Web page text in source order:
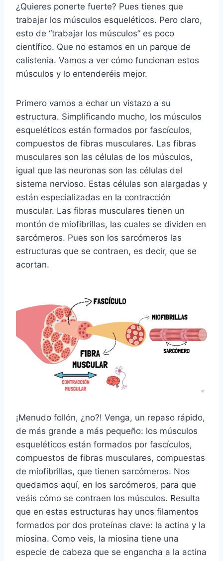
¿Quieres ponerte fuerte? Pues tienes que
trabajar los músculos esqueléticos. Pero claro,
esto de “trabajar los músculos” es poco
científico. Que no estamos en un parque de
calistenia. Vamos a ver cómo funcionan estos
músculos y lo entenderéis mejor.
Primero vamos a echar un vistazo a su
estructura. Simplificando mucho, los músculos
esqueléticos están formados por fascículos,
compuestos de fibras musculares. Las fibras
musculares son las células de los músculos,
igual que las neuronas son las células del
sistema nervioso. Estas células son alargadas y
están especializadas en la contracción
muscular. Las fibras musculares tienen un
montón de miofibrillas, las cuales se dividen en
sarcómeros. Pues son los sarcómeros las
estructuras que se contraen, es decir, que se
acortan.
¡Menudo follón, ¿no?! Venga, un repaso rápido,
de más grande a más pequeño: los músculos
esqueléticos están formados por fascículos,
compuestos de fibras musculares, compuestas
de miofibrillas, que tienen sarcómeros. Nos
quedamos aquí, en los sarcómeros, para que
veáis cómo se contraen los músculos. Resulta
que en estas estructuras hay unos filamentos
formados por dos proteínas clave: la actina y la
miosina. Como veis, la miosina tiene una
especie de cabeza que se engancha a la actina